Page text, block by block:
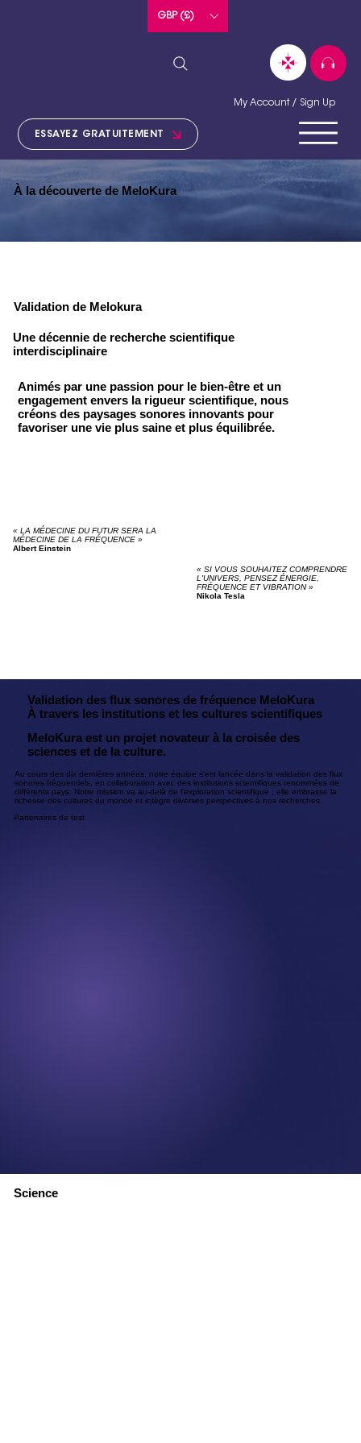
GBP (£)
ESSAYEZ GRATUITEMENT
My Account / Sign Up
À la découverte de MeloKura
Validation de Melokura
Une décennie de recherche scientifique
interdisciplinaire
Animés par une passion pour le bien-être et un
engagement envers la rigueur scientifique, nous
créons des paysages sonores innovants pour
favoriser une vie plus saine et plus équilibrée.
« LA MÉDECINE DU FUTUR SERA LA
MÉDECINE DE LA FRÉQUENCE »
Albert Einstein
« SI VOUS SOUHAITEZ COMPRENDRE
L'UNIVERS, PENSEZ ÉNERGIE,
FRÉQUENCE ET VIBRATION »
Nikola Tesla
Validation des flux sonores de fréquence MeloKura
À travers les institutions et les cultures scientifiques
MeloKura est un projet novateur à la croisée des
sciences et de la culture.
Au cours des dix dernières années, notre équipe s'est lancée dans la validation des flux
sonores fréquentiels, en collaboration avec des institutions scientifiques renommées de
différents pays. Notre mission va au-delà de l'exploration scientifique ; elle embrasse la
richesse des cultures du monde et intègre diverses perspectives à nos recherches.
Partenaires de test
Science